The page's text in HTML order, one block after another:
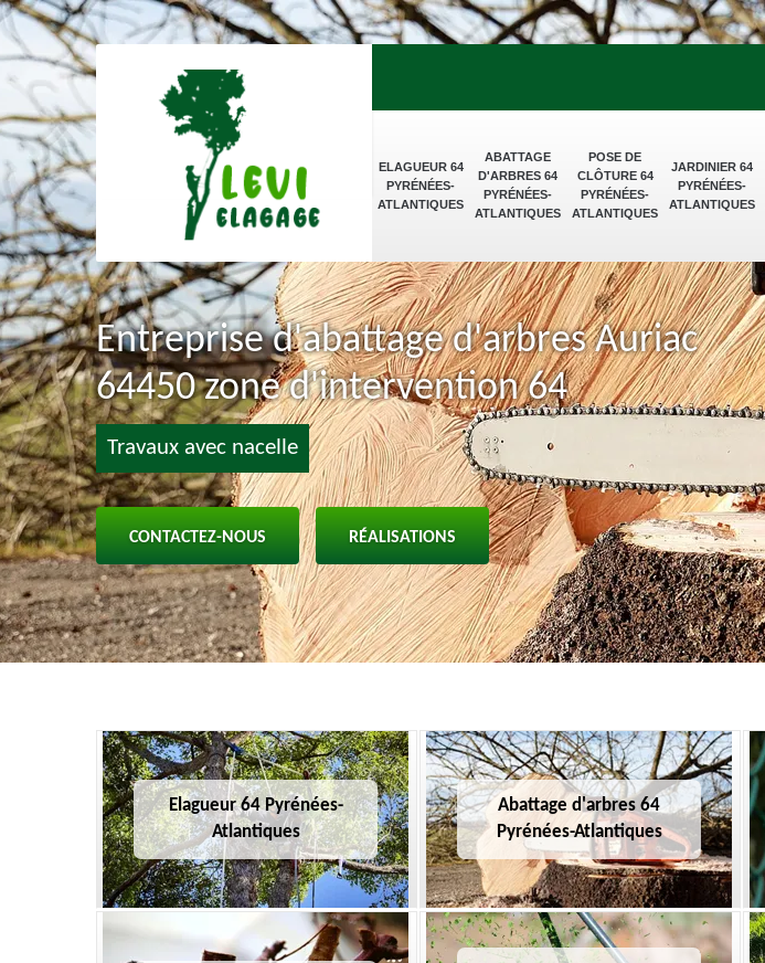
ELAGUEUR 64
PYRÉNÉES-
ATLANTIQUES
ABATTAGE
D'ARBRES 64
PYRÉNÉES-
ATLANTIQUES
POSE DE
CLÔTURE 64
PYRÉNÉES-
ATLANTIQUES
JARDINIER 64
PYRÉNÉES-
ATLANTIQUES
Entreprise d'abattage d'arbres Auriac
64450 zone d'intervention 64
Travaux avec nacelle
CONTACTEZ-NOUS RÉALISATIONS
Elagueur 64 Pyrénées-
Atlantiques
Abattage d'arbres 64
Pyrénées-Atlantiques